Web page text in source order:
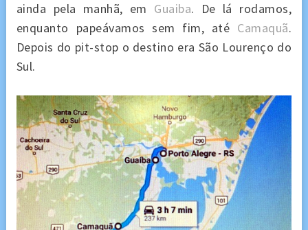
ainda pela manhã, em Guaiba. De lá rodamos,
enquanto papeávamos sem fim, até Camaquã.
Depois do pit-stop o destino era São Lourenço do
Sul.